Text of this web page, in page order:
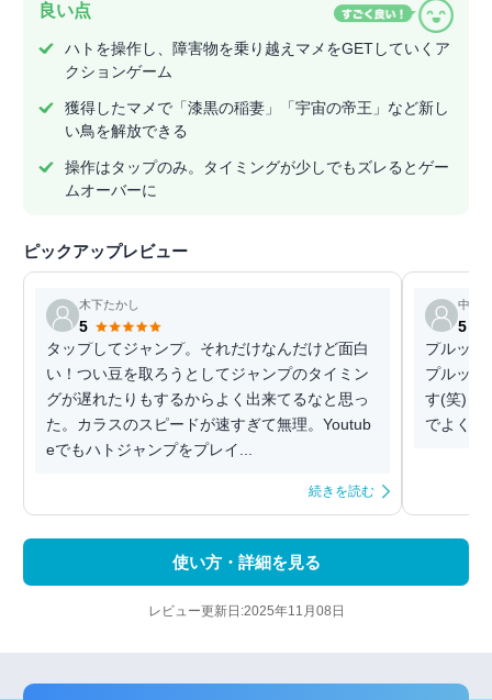
良い点
ハトを操作し、障害物を乗り越えマメをGETしていくア
クションゲーム
獲得したマメで「漆黒の稲妻」「宇宙の帝王」など新し
い鳥を解放できる
操作はタップのみ。タイミングが少しでもズレるとゲー
ムオーバーに
ピックアップレビュー
木下たかし
5
タップしてジャンプ。それだけなんだけど面白
い！つい豆を取ろうとしてジャンプのタイミン
グが遅れたりもするからよく出来てるなと思っ
た。カラスのスピードが速すぎて無理。Youtub
eでもハトジャンプをプレイ...
続きを読む
中野
5
プルップ
プルップ
す(笑) 階
でよくつ
使い方・詳細を見る
レビュー更新日:2025年11月08日